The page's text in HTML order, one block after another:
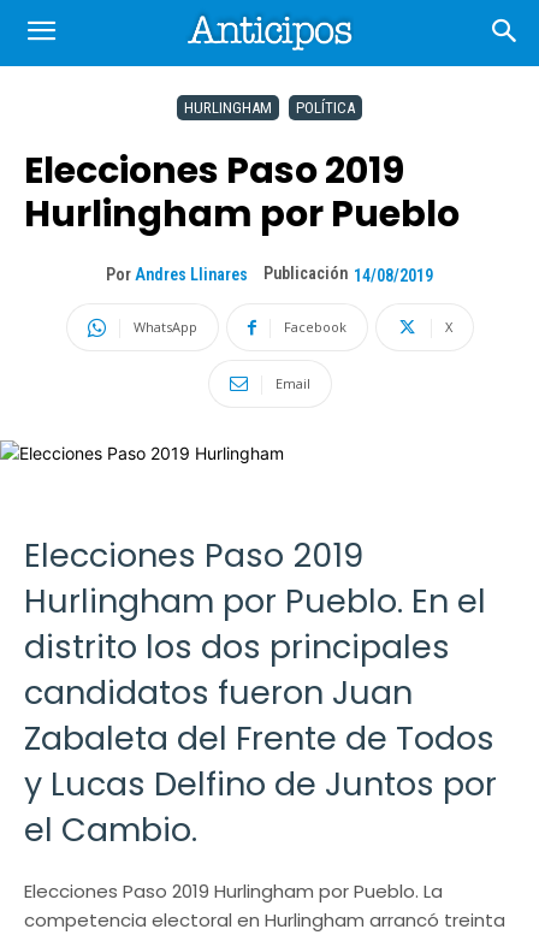
HURLINGHAM POLÍTICA
Elecciones Paso 2019
Hurlingham por Pueblo
Por Andres Llinares Publicación 14/08/2019
WhatsApp Facebook X
Email
Elecciones Paso 2019
Hurlingham por Pueblo. En el
distrito los dos principales
candidatos fueron Juan
Zabaleta del Frente de Todos
y Lucas Delfino de Juntos por
el Cambio.
Elecciones Paso 2019 Hurlingham por Pueblo. La
competencia electoral en Hurlingham arrancó treinta